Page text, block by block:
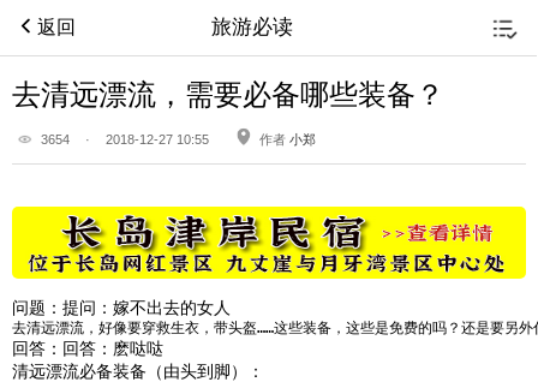
返回 旅游必读
去清远漂流，需要必备哪些装备？
3654 · 2018-12-27 10:55 作者 小郑
问题： 提问：嫁不出去的女人
去清远漂流，好像要穿救生衣，带头盔……这些装备，这些是免费的吗？还是要另外
回答： 回答：麽哒哒
清远漂流必备装备（由头到脚）：